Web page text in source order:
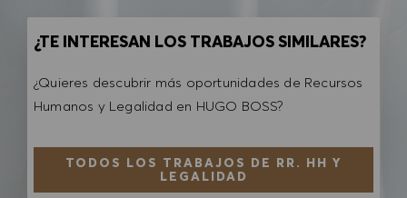
¿TE INTERESAN LOS TRABAJOS SIMILARES?
¿Quieres descubrir más oportunidades de Recursos
Humanos y Legalidad en HUGO BOSS?
TODOS LOS TRABAJOS DE RR. HH Y
LEGALIDAD